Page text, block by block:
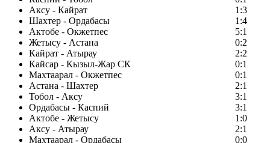
Аксу - Кайрат
1:3
Шахтер - Ордабасы
1:4
Актобе - Окжетпес
5:1
Жетысу - Астана
0:2
Кайрат - Атырау
2:2
Кайсар - Кызыл-Жар СК
0:1
Махтаарал - Окжетпес
0:1
Астана - Шахтер
2:1
Тобол - Аксу
3:1
Ордабасы - Каспий
3:1
Актобе - Жетысу
1:0
Аксу - Атырау
2:1
Махтаарал - Ордабасы
0:0